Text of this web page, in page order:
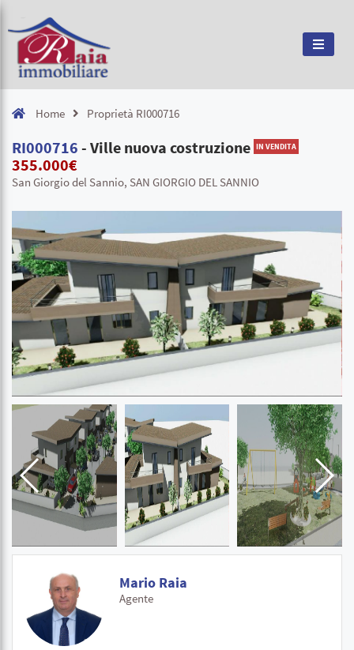
Home Proprietà RI000716
RI000716 - Ville nuova costruzione IN VENDITA
355.000€
San Giorgio del Sannio, SAN GIORGIO DEL SANNIO
Mario Raia
Agente